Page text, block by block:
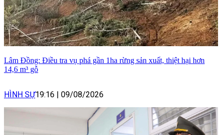
Lâm Đồng: Điều tra vụ phá gần 1ha rừng sản xuất, thiệt hại hơn
14,6 m³ gỗ
HÌNH SỰ19:16 | 09/08/2026